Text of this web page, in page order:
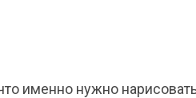
именно нужно